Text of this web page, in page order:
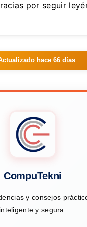
por seguir
hace 66 días
CompuTekni
y consejos
inteligente y segura.